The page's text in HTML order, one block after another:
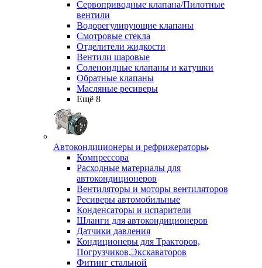
Сервоприводные клапана/Пилотные
вентили
Водорегулирующие клапаны
Смотровые стекла
Отделители жидкости
Вентили шаровые
Соленоидные клапаны и катушки
Обратные клапаны
Масляные ресиверы
Ещё 8
Автокондиционеры и рефрижераторы
Компрессора
Расходные материалы для
автокондиционеров
Вентиляторы и моторы вентиляторов
Ресиверы автомобильные
Конденсаторы и испарители
Шланги для автокондиционеров
Датчики давления
Кондиционеры для Тракторов,
Погрузчиков,Экскаваторов
Фитинг стальной